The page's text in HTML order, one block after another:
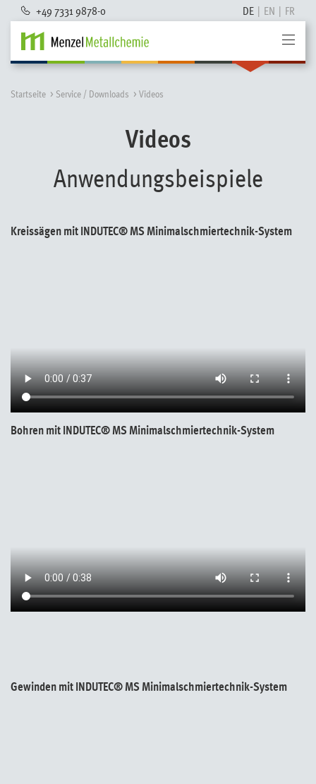
+49 7331 9878-0 DE EN FR
Startseite Service / Downloads Videos
Videos
Anwendungsbeispiele
Kreissägen mit INDUTEC® MS Minimalschmiertechnik-System
Bohren mit INDUTEC® MS Minimalschmiertechnik-System
Gewinden mit INDUTEC® MS Minimalschmiertechnik-System